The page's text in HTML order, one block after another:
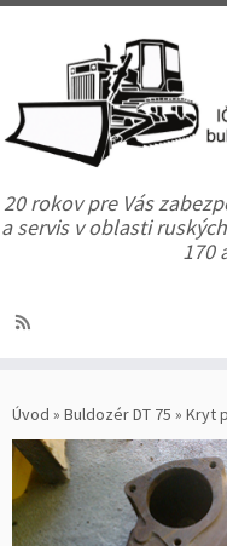
20 rokov pre Vás
a servis v oblasti
170
Úvod » Buldozér DT 75 » Kryt